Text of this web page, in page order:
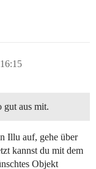
gut aus mit.
Illu auf, gehe über
kannst du mit dem
Objekt